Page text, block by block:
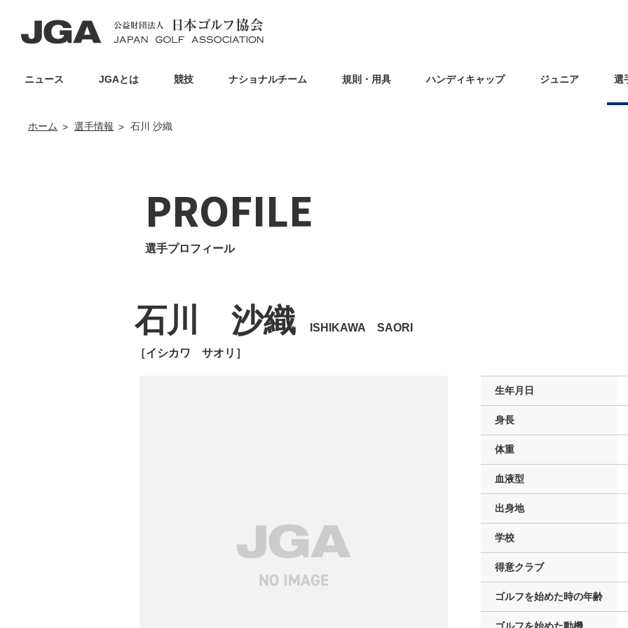
ニュース JGAとは 競技 ナショナルチーム 規則・用具 ハンディキャップ ジュニア 選
ホーム 選手情報 石川 沙織
PROFILE
選手プロフィール
石川 沙織 ISHIKAWA SAORI
［イシカワ サオリ］
生年月日
身長
体重
血液型
出身地
学校
得意クラブ
ゴルフを始めた時の年齢